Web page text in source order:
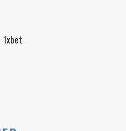
1xbet